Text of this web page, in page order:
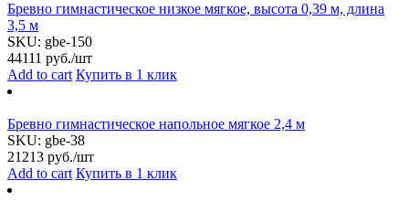
Бревно гимнастическое низкое мягкое, высота 0,39 м, длина
3,5 м
SKU: gbe-150
44111 руб./шт
Add to cart Купить в 1 клик
Бревно гимнастическое напольное мягкое 2,4 м
SKU: gbe-38
21213 руб./шт
Add to cart Купить в 1 клик